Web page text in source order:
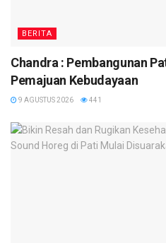
BERITA
Chandra : Pembangunan
Pemajuan Kebudayaan
9 AGUSTUS 2026 441